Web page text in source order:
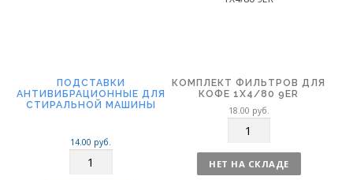
ПОДСТАВКИ
АНТИВИБРАЦИОННЫЕ ДЛЯ
СТИРАЛЬНОЙ МАШИНЫ
14.00 руб.
КОМПЛЕКТ ФИЛЬТРОВ ДЛЯ
КОФЕ 1X4/80 9ER
18.00 руб.
л
и
НЕТ НА СКЛАДЕ